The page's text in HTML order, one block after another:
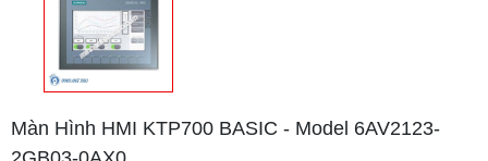
Màn Hình HMI KTP700 BASIC - Model 6AV2123-